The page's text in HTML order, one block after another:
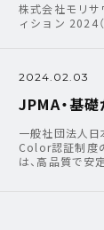
株式会社モリサ
ィション
2024.02.03
JPMA・基
一般社団法人
Color認証制度
は、高品質で安